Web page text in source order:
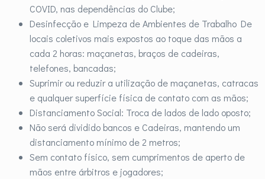
COVID, nas dependências do Clube;
Desinfecção e Limpeza de Ambientes de Trabalho De
locais coletivos mais expostos ao toque das mãos a
cada 2 horas: maçanetas, braços de cadeiras,
telefones, bancadas;
Suprimir ou reduzir a utilização de maçanetas, catracas
e qualquer superfície física de contato com as mãos;
Distanciamento Social: Troca de lados de lado oposto;
Não será dividido bancos e Cadeiras, mantendo um
distanciamento mínimo de 2 metros;
Sem contato físico, sem cumprimentos de aperto de
mãos entre árbitros e jogadores;